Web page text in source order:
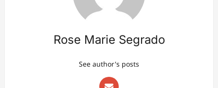
Rose Marie Segrado
See author's posts